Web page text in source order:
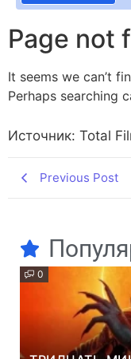
Источник: Total
Previous Post
0